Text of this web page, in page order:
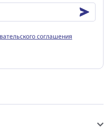
соглашения